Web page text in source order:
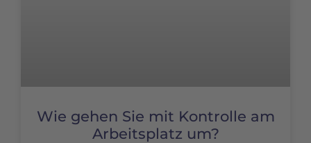
Wie gehen Sie mit Kontrolle am
Arbeitsplatz um?